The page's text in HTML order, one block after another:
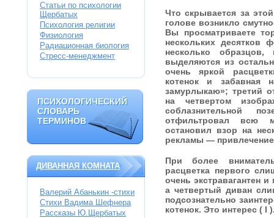
Статьи по психологии
Щербатых
Психология религии
Физиология
Радиационная биология
Стресс-менеджмент
ПСИХОЛОГИЧЕСКИЙ
СЛОВАРЬ
ТЕРМИНОВ
ПСИХОЛОГИЧЕСКИЙ
СЛОВАРЬ
ТЕРМИНОВ
ДИВАННАЯ КОМНАТА
Валерий Абанькин -стихи
Стихи Вадима Шефнера
Рассказы Ю.Щербатых
Что скрывается за
голове возникло
Вы просматриваете
нескольких десятков
несколько
выделяются из
очень яркой
котенок и забавная
замурлыкаю»; третий
на четвертом
соблазнительной
отфильтровал всю
остановил взор на
рекламы —
При более
расцветка первого
очень экстравагантен
а четвертый диван
подсознательно
котенок. Это интерес ( I